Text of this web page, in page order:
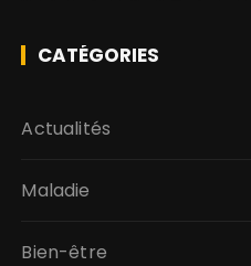
CATÉGORIES
Actualités
Maladie
Bien-être